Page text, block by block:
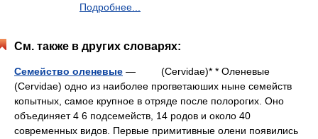
Подробнее...
См. также в других словарях:
Семейство оленевые — (Cervidae)* * Оленевые
(Cervidae) одно из наиболее прогветаюших ныне семейств
копытных, самое крупное в отряде после полорогих. Оно
объединяет 4 6 подсемейств, 14 родов и около 40
современных видов. Первые примитивные олени появились